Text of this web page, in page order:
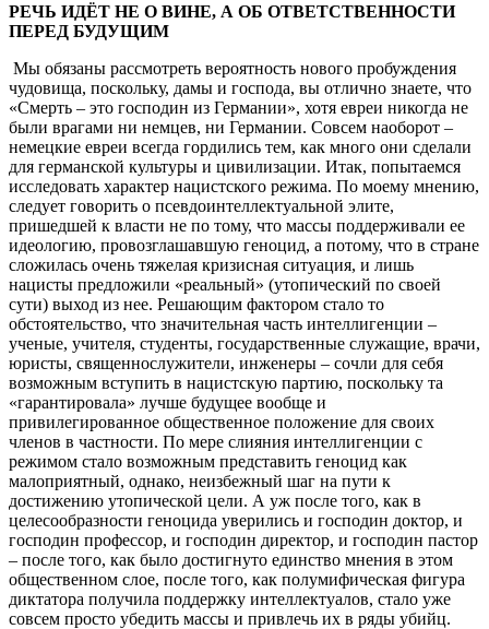
РЕЧЬ ИДЁТ НЕ О ВИНЕ, А ОБ ОТВЕТСТВЕННОСТИ
ПЕРЕД БУДУЩИМ
Мы обязаны рассмотреть вероятность нового пробуждения
чудовища, поскольку, дамы и господа, вы отлично знаете, что
«Смерть – это господин из Германии», хотя евреи никогда не
были врагами ни немцев, ни Германии. Совсем наоборот –
немецкие евреи всегда гордились тем, как много они сделали
для германской культуры и цивилизации. Итак, попытаемся
исследовать характер нацистского режима. По моему мнению,
следует говорить о псевдоинтеллектуальной элите,
пришедшей к власти не по тому, что массы поддерживали ее
идеологию, провозглашавшую геноцид, а потому, что в стране
сложилась очень тяжелая кризисная ситуация, и лишь
нацисты предложили «реальный» (утопический по своей
сути) выход из нее. Решающим фактором стало то
обстоятельство, что значительная часть интеллигенции –
ученые, учителя, студенты, государственные служащие, врачи,
юристы, священнослужители, инженеры – сочли для себя
возможным вступить в нацистскую партию, поскольку та
«гарантировала» лучше будущее вообще и
привилегированное общественное положение для своих
членов в частности. По мере слияния интеллигенции с
режимом стало возможным представить геноцид как
малоприятный, однако, неизбежный шаг на пути к
достижению утопической цели. А уж после того, как в
целесообразности геноцида уверились и господин доктор, и
господин профессор, и господин директор, и господин пастор
– после того, как было достигнуто единство мнения в этом
общественном слое, после того, как полумифическая фигура
диктатора получила поддержку интеллектуалов, стало уже
совсем просто убедить массы и привлечь их в ряды убийц.